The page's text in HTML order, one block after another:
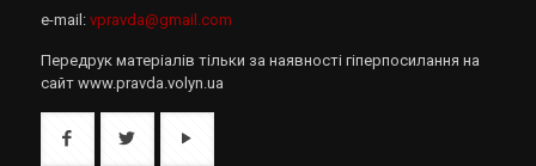
e-mail: vpravda@gmail.com
Передрук матеріалів тільки за наявності гіперпосилання на
сайт www.pravda.volyn.ua